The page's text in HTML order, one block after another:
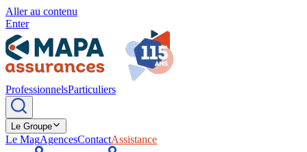
Aller au contenu
Enter
ProfessionnelsParticuliers
Le Groupe
Le MagAgencesContactAssistance